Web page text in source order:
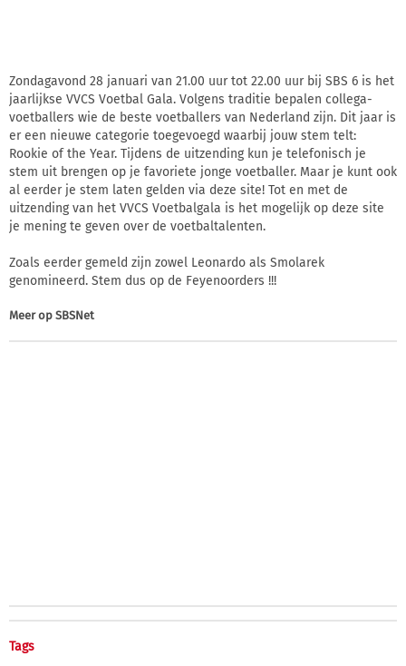
Zondagavond 28 januari van 21.00 uur tot 22.00 uur bij SBS 6 is het
jaarlijkse VVCS Voetbal Gala. Volgens traditie bepalen collega-
voetballers wie de beste voetballers van Nederland zijn. Dit jaar is
er een nieuwe categorie toegevoegd waarbij jouw stem telt:
Rookie of the Year. Tijdens de uitzending kun je telefonisch je
stem uit brengen op je favoriete jonge voetballer. Maar je kunt ook
al eerder je stem laten gelden via deze site! Tot en met de
uitzending van het VVCS Voetbalgala is het mogelijk op deze site
je mening te geven over de voetbaltalenten.
Zoals eerder gemeld zijn zowel Leonardo als Smolarek
genomineerd. Stem dus op de Feyenoorders !!!
Meer op SBSNet
Tags